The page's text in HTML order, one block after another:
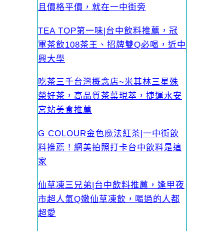
且價格平價，就在一中街旁
TEA TOP第一味|台中飲料推薦，冠
軍茶飲108茶王、招牌雙Q必喝，近中
興大學
吃茶三千台灣概念店~米其林三星殊
榮好茶，高品質茶葉現萃，捷運水安
宮站美食推薦
G COLOUR金色魔法紅茶|一中街飲
料推薦！網美拍照打卡台中飲料是這
家
仙草凍三兄弟|台中飲料推薦，逢甲夜
市超人氣Q嫩仙草凍飲，喝過的人都
超愛